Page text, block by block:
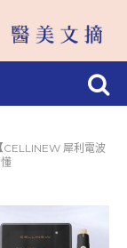
CELLINEW 犀利電波